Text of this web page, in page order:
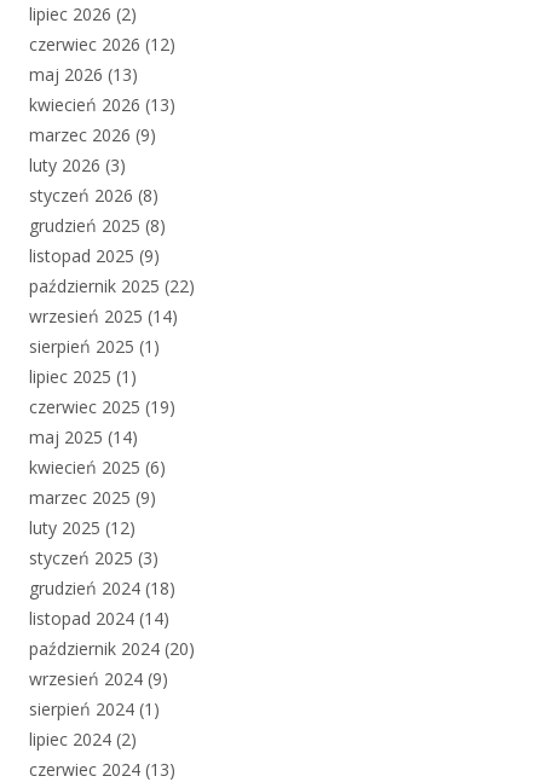
lipiec 2026 (2)
czerwiec 2026 (12)
maj 2026 (13)
kwiecień 2026 (13)
marzec 2026 (9)
luty 2026 (3)
styczeń 2026 (8)
grudzień 2025 (8)
listopad 2025 (9)
październik 2025 (22)
wrzesień 2025 (14)
sierpień 2025 (1)
lipiec 2025 (1)
czerwiec 2025 (19)
maj 2025 (14)
kwiecień 2025 (6)
marzec 2025 (9)
luty 2025 (12)
styczeń 2025 (3)
grudzień 2024 (18)
listopad 2024 (14)
październik 2024 (20)
wrzesień 2024 (9)
sierpień 2024 (1)
lipiec 2024 (2)
czerwiec 2024 (13)